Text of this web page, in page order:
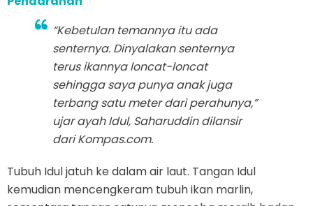
“Kebetulan temannya itu ada
senternya. Dinyalakan senternya
terus ikannya loncat-loncat
sehingga saya punya anak juga
terbang satu meter dari perahunya,”
ujar ayah Idul, Saharuddin dilansir
dari Kompas.com.
Tubuh Idul jatuh ke dalam air laut. Tangan Idul
kemudian mencengkeram tubuh ikan marlin,